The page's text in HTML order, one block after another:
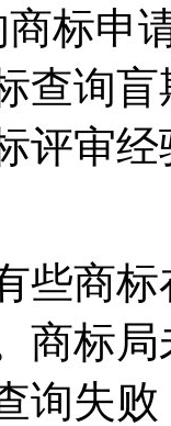
标申
查询
评审
些商
商标
询失